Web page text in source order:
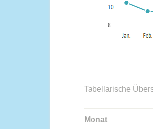
Tabellarische
Monat